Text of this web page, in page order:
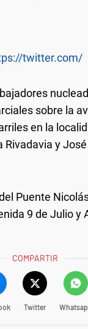
twitter.com/
sobre la
en la
y
Puente
9 de Julio y
COMPARTIR
Twitter